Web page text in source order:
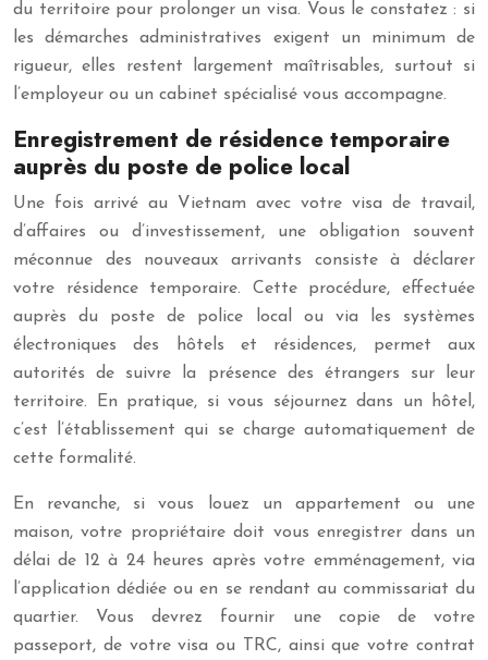
du territoire pour prolonger un visa. Vous le constatez : si
les démarches administratives exigent un minimum de
rigueur, elles restent largement maîtrisables, surtout si
l’employeur ou un cabinet spécialisé vous accompagne.
Enregistrement de résidence temporaire
auprès du poste de police local
Une fois arrivé au Vietnam avec votre visa de travail,
d’affaires ou d’investissement, une obligation souvent
méconnue des nouveaux arrivants consiste à déclarer
votre résidence temporaire. Cette procédure, effectuée
auprès du poste de police local ou via les systèmes
électroniques des hôtels et résidences, permet aux
autorités de suivre la présence des étrangers sur leur
territoire. En pratique, si vous séjournez dans un hôtel,
c’est l’établissement qui se charge automatiquement de
cette formalité.
En revanche, si vous louez un appartement ou une
maison, votre propriétaire doit vous enregistrer dans un
délai de 12 à 24 heures après votre emménagement, via
l’application dédiée ou en se rendant au commissariat du
quartier. Vous devrez fournir une copie de votre
passeport, de votre visa ou TRC, ainsi que votre contrat